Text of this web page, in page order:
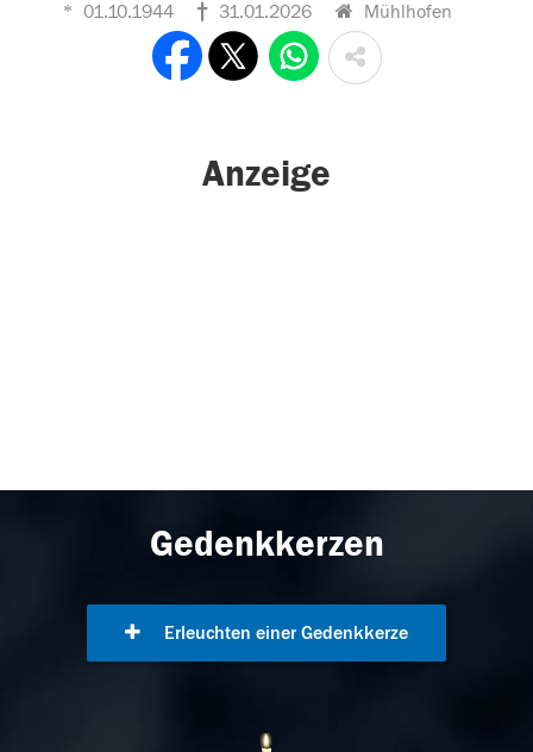
01.10.1944 31.01.2026 Mühlhofen
Anzeige
Gedenkkerzen
Erleuchten einer Gedenkkerze